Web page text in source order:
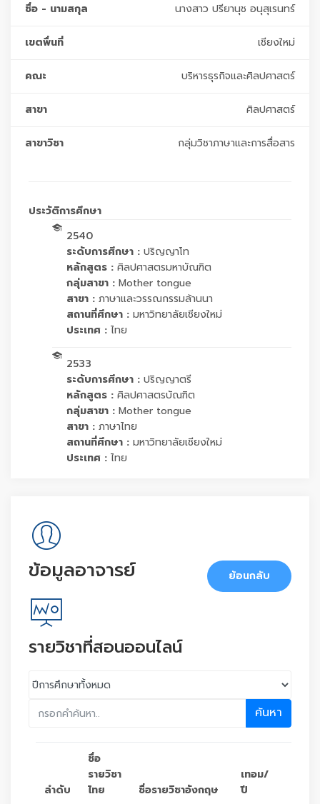
ชื่อ - นามสกุล นางสาว ปรียานุช อนุสุเรนทร์
เขตพื่นที่ เชียงใหม่
คณะ บริหารธุรกิจและศิลปศาสตร์
สาขา ศิลปศาสตร์
สาขาวิชา กลุ่มวิชาภาษาและการสื่อสาร
ประวัติการศึกษา
2540
ระดับการศึกษา : ปริญญาโท
หลักสูตร : ศิลปศาสตรมหาบัณฑิต
กลุ่มสาขา : Mother tongue
สาขา : ภาษาและวรรณกรรมล้านนา
สถานที่ศึกษา : มหาวิทยาลัยเชียงใหม่
ประเทศ : ไทย
2533
ระดับการศึกษา : ปริญญาตรี
หลักสูตร : ศิลปศาสตรบัณฑิต
กลุ่มสาขา : Mother tongue
สาขา : ภาษาไทย
สถานที่ศึกษา : มหาวิทยาลัยเชียงใหม่
ประเทศ : ไทย
ข้อมูลอาจารย์ ย้อนกลับ
รายวิชาที่สอนออนไลน์
ค้นหา
ลำดับ
ชื่อ
รายวิชา
ไทย
ชื่อรายวิชาอังกฤษ
เทอม/
ปี